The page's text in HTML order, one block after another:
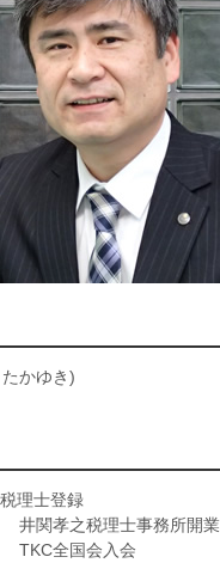
かゆき)
理士登録
井関孝之税理士事務所開業
TKC全国会入会